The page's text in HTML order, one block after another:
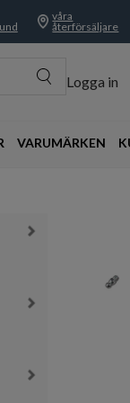
våra
återförsäljare
Logga in
VARUMÄRKEN